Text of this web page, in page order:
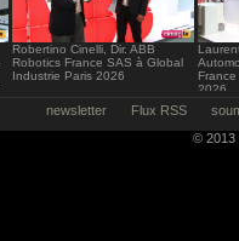
Robertino Cinelli, Dir. ABB
Robotics France SAS à Global
Industrie Paris 2026
2026
newsletter Flux RSS
© 2013